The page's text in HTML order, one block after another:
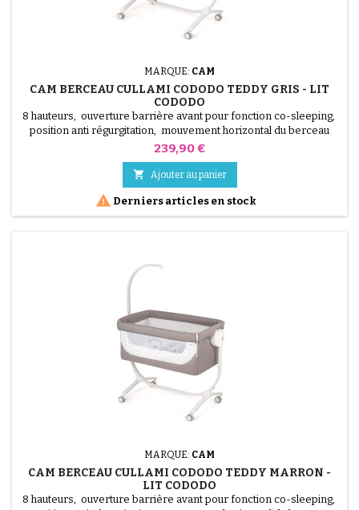
MARQUE: CAM
CAM BERCEAU CULLAMI CODODO TEDDY GRIS - LIT
CODODO
8 hauteurs, ouverture barrière avant pour fonction co-sleeping,
position anti régurgitation, mouvement horizontal du berceau
pour compatibilité avec tous les types de lits, fonction bascule, 4
roues multidirectionnelles dont 2 avec frein, sangles pour
fixation au lit. Caractéristiques: Jusqu'à 9 kg de capacité Poids 10,9
kg. Dimensions: 105 x 59...
Prix
239,90 €
 Ajouter au panier
 Derniers articles en stock
MARQUE: CAM
CAM BERCEAU CULLAMI CODODO TEDDY MARRON -
LIT CODODO
8 hauteurs, ouverture barrière avant pour fonction co-sleeping,